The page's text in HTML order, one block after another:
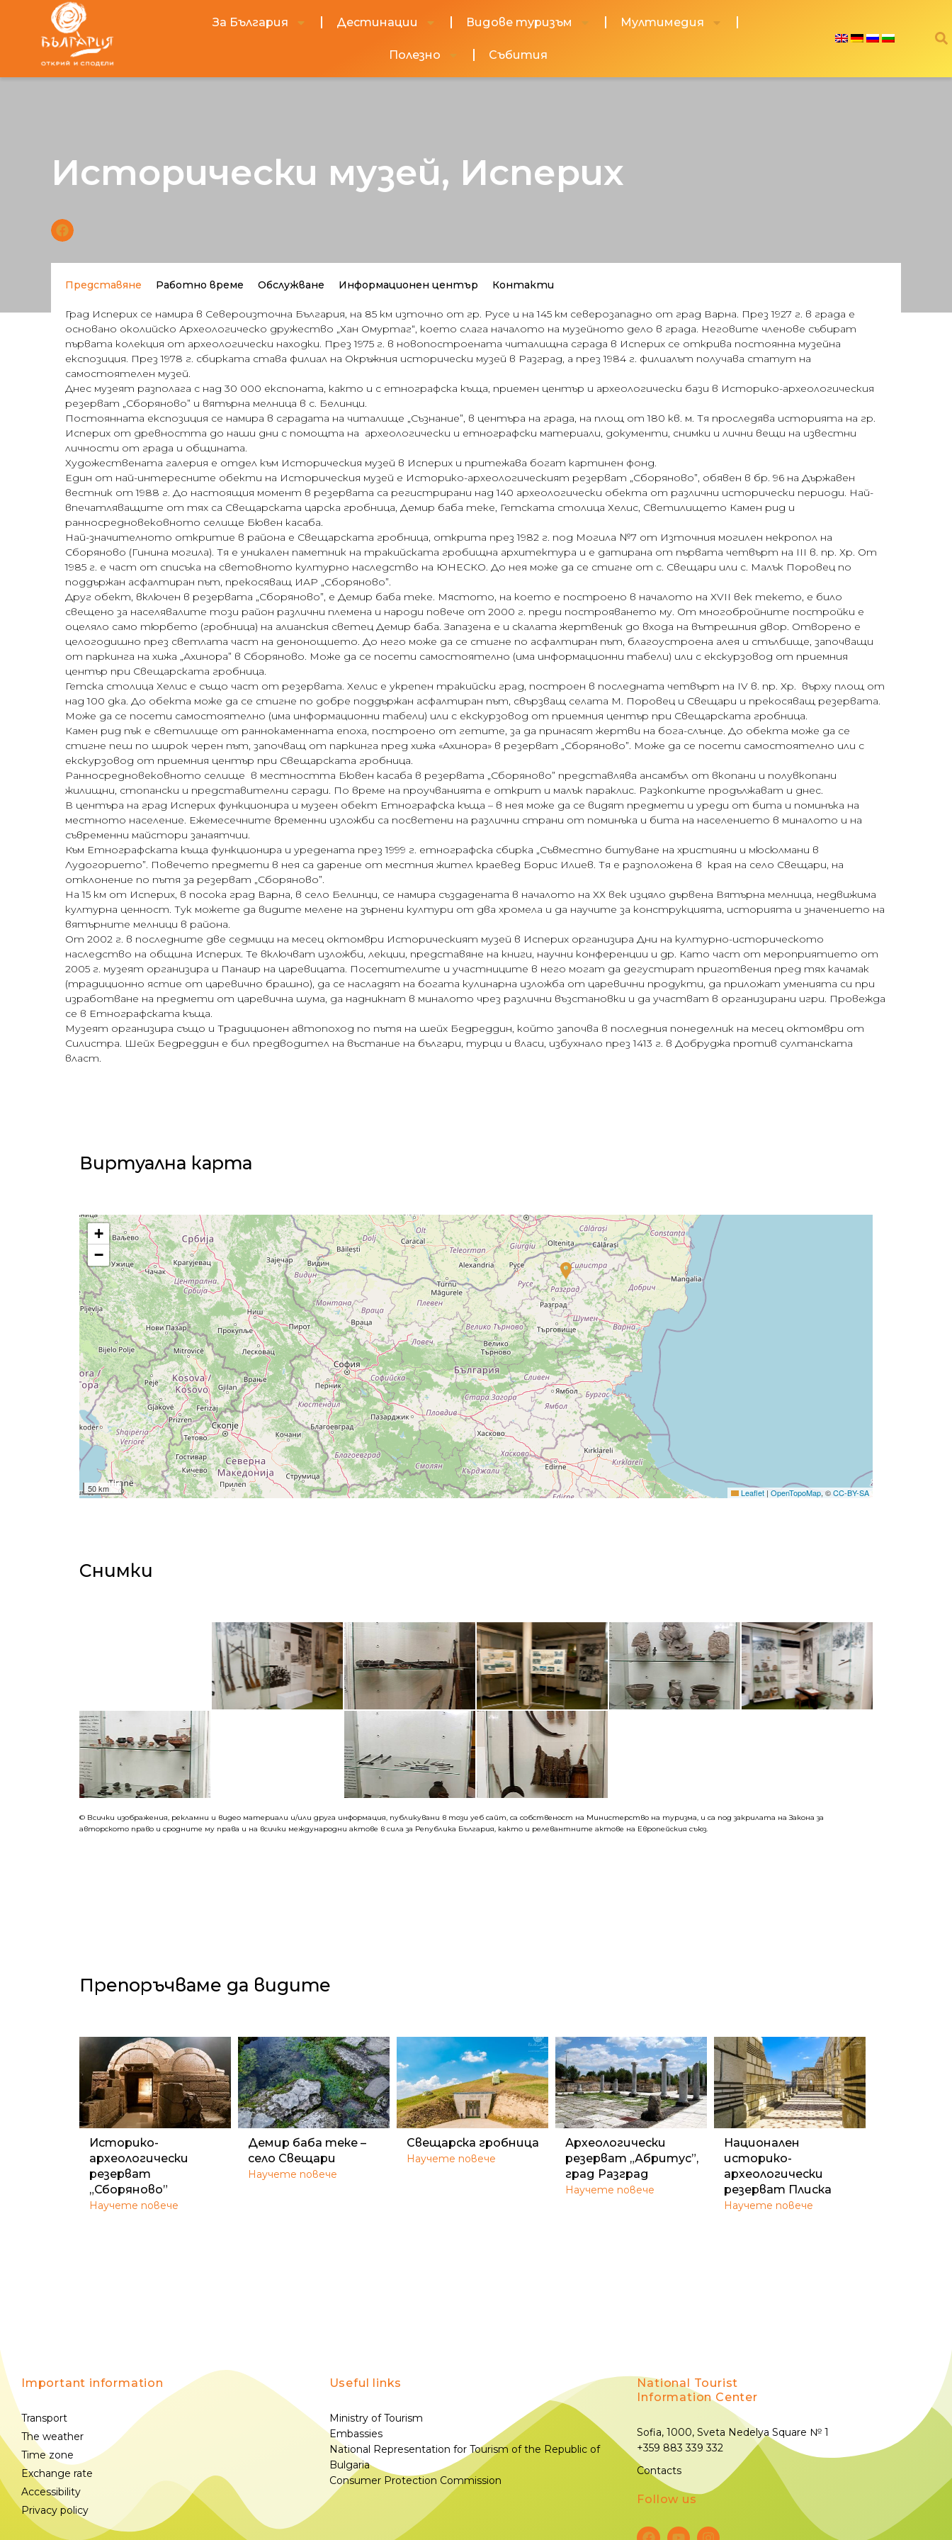
За България Дестинации Видове туризъм Мултимедия
Полезно Събития
Исторически музей, Исперих
Представяне Работно време Обслужване Информационен център Контакти
Град Исперих се намира в Североизточна България, на 85 км източно от гр. Русе и на 145 км северозападно от град Варна. През 1927 г. в града е
основано околийско Археологическо дружество „Хан Омуртаг“, което слага началото на музейното дело в града. Неговите членове събират
първата колекция от археологически находки. През 1975 г. в новопостроената читалищна сграда в Исперих се открива постоянна музейна
експозиция. През 1978 г. сбирката става филиал на Окръжния исторически музей в Разград, а през 1984 г. филиалът получава статут на
самостоятелен музей.
Днес музеят разполага с над 30 000 експоната, както и с етнографска къща, приемен център и археологически бази в Историко-археологическия
резерват „Сборяново” и вятърна мелница в с. Белинци.
Постоянната експозиция се намира в сградата на читалище „Съзнание”, в центъра на града, на площ от 180 кв. м. Тя проследява историята на гр.
Исперих от древността до наши дни с помощта на археологически и етнографски материали, документи, снимки и лични вещи на известни
личности от града и общината.
Художествената галерия е отдел към Историческия музей в Исперих и притежава богат картинен фонд.
Един от най-интересните обекти на Историческия музей е Историко-археологическият резерват „Сборяново”, обявен в бр. 96 на Държавен
вестник от 1988 г. До настоящия момент в резервата са регистрирани над 140 археологически обекта от различни исторически периоди. Най-
впечатляващите от тях са Свещарската царска гробница, Демир баба теке, Гетската столица Хелис, Светилището Камен рид и
ранносредновековното селище Бювен касаба.
Най-значителното откритие в района е Свещарската гробница, открита през 1982 г. под Могила №7 от Източния могилен некропол на
Сборяново (Гинина могила). Тя е уникален паметник на тракийската гробищна архитектура и е датирана от първата четвърт на ІІІ в. пр. Хр. От
1985 г. е част от списъка на световното културно наследство на ЮНЕСКО. До нея може да се стигне от с. Свещари или с. Малък Поровец по
поддържан асфалтиран път, прекосяващ ИАР „Сборяново”.
Друг обект, включен в резервата „Сборяново”, е Демир баба теке. Мястото, на което е построено в началото на ХVІІ век текето, е било
свещено за населявалите този район различни племена и народи повече от 2000 г. преди построяването му. От многобройните постройки е
оцеляло само тюрбето (гробница) на алианския светец Демир баба. Запазена е и скалата жертвеник до входа на вътрешния двор. Отворено е
целогодишно през светлата част на денонощието. До него може да се стигне по асфалтиран път, благоустроена алея и стълбище, започващи
от паркинга на хижа „Ахинора” в Сборяново. Може да се посети самостоятелно (има информационни табели) или с екскурзовод от приемния
център при Свещарската гробница.
Гетска столица Хелис е също част от резервата. Хелис е укрепен тракийски град, построен в последната четвърт на ІV в. пр. Хр. върху площ от
над 100 дка. До обекта може да се стигне по добре поддържан асфалтиран път, свързващ селата М. Поровец и Свещари и прекосяващ резервата.
Може да се посети самостоятелно (има информационни табели) или с екскурзовод от приемния център при Свещарската гробница.
Камен рид пък е светилище от раннокаменната епоха, построено от гетите, за да принасят жертви на бога-слънце. До обекта може да се
стигне пеш по широк черен път, започващ от паркинга пред хижа «Ахинора» в резерват „Сборяново”. Може да се посети самостоятелно или с
екскурзовод от приемния център при Свещарската гробница.
Ранносредновековното селище в местността Бювен касаба в резервата „Сборяново” представлява ансамбъл от вкопани и полувкопани
жилищни, стопански и представителни сгради. По време на проучванията е открит и малък параклис. Разкопките продължават и днес.
В центъра на град Исперих функционира и музеен обект Етнографска къща – в нея може да се видят предмети и уреди от бита и поминъка на
местното население. Ежемесечните временни изложби са посветени на различни страни от поминъка и бита на населението в миналото и на
съвременни майстори занаятчии.
Към Етнографската къща функционира и уредената през 1999 г. етнографска сбирка „Съвместно битуване на християни и мюсюлмани в
Лудогорието”. Повечето предмети в нея са дарение от местния жител краевед Борис Илиев. Тя е разположена в края на село Свещари, на
отклонение по пътя за резерват „Сборяново”.
На 15 км от Исперих, в посока град Варна, в село Белинци, се намира създадената в началото на ХХ век изцяло дървена Вятърна мелница, недвижима
културна ценност. Тук можете да видите мелене на зърнени култури от два хромела и да научите за конструкцията, историята и значението на
вятърните мелници в района.
От 2002 г. в последните две седмици на месец октомври Историческият музей в Исперих организира Дни на културно-историческото
наследство на община Исперих. Те включват изложби, лекции, представяне на книги, научни конференции и др. Като част от мероприятието от
2005 г. музеят организира и Панаир на царевицата. Посетителите и участниците в него могат да дегустират приготвения пред тях качамак
(традиционно ястие от царевично брашно), да се насладят на богата кулинарна изложба от царевични продукти, да приложат уменията си при
изработване на предмети от царевична шума, да надникнат в миналото чрез различни възстановки и да участват в организирани игри. Провежда
се в Етнографската къща.
Музеят организира също и Традиционен автопоход по пътя на шейх Бедреддин, който започва в последния понеделник на месец октомври от
Силистра. Шейх Бедреддин е бил предводител на въстание на българи, турци и власи, избухнало през 1413 г. в Добруджа против султанската
власт.
Виртуална карта
+
−
50 km Leaflet | OpenTopoMap, ©CC-BY-SA
Снимки
© Всички изображения, рекламни и видео материали и/или друга информация, публикувани в този уеб сайт, са собственост на Министерство на туризма, и са под закрилата на Закона за
авторското право и сродните му права и на всички международни актове в сила за Република България, както и релевантните актове на Европейския съюз.
Препоръчваме да видите
Историко-
археологически
резерват
„Сборяново”
Научете повече
Демир баба теке –
село Свещари
Научете повече
Свещарска гробница
Научете повече
Археологически
резерват „Абритус”,
град Разград
Научете повече
Национален
историко-
археологически
резерват Плиска
Научете повече
Important information
Transport
The weather
Time zone
Exchange rate
Accessibility
Privacy policy
Useful links
Ministry of Tourism
Embassies
National Representation for Tourism of the Republic of
Bulgaria
Consumer Protection Commission
National Tourist
Information Center
Sofia, 1000, Sveta Nedelya Square № 1
+359 883 339 332
Contacts
Follow us